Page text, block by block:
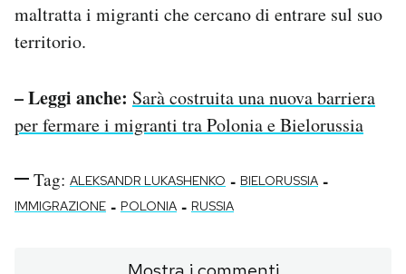
maltratta i migranti che cercano di entrare sul suo
territorio.
– Leggi anche: Sarà costruita una nuova barriera
per fermare i migranti tra Polonia e Bielorussia
Tag: ALEKSANDR LUKASHENKO - BIELORUSSIA -
IMMIGRAZIONE - POLONIA - RUSSIA